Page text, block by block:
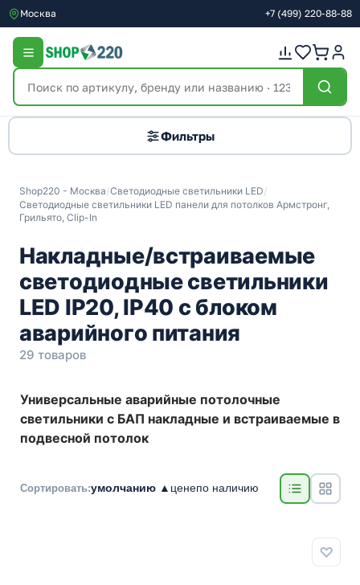
Москва +7 (499) 220-88-88
Фильтры
Shop220 - Москва/Светодиодные светильники LED/
Светодиодные светильники LED панели для потолков Армстронг,
Грильято, Clip-In
Накладные/встраиваемые
светодиодные светильники
LED IP20, IP40 с блоком
аварийного питания
29 товаров
Универсальные аварийные потолочные
светильники с БАП накладные и встраиваемые в
подвесной потолок
Сортировать:умолчанию ▲ ценепо наличию